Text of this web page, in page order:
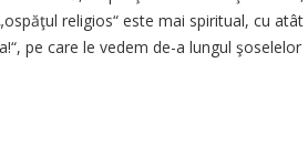
religios“ este mai spiritual, cu atât
pe care le vedem de-a lungul şoselelor